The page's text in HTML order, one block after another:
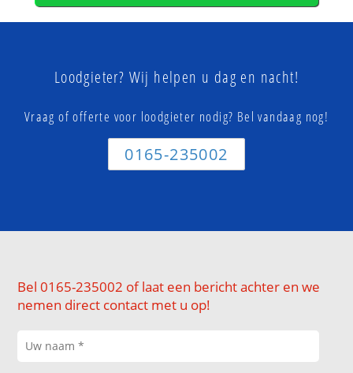
Loodgieter? Wij helpen u dag en nacht!
Vraag of offerte voor loodgieter nodig? Bel vandaag nog!
0165-235002
Bel 0165-235002 of laat een bericht achter en we
nemen direct contact met u op!